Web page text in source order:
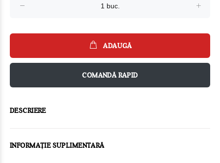
ADAUGĂ
COMANDĂ RAPID
DESCRIERE
INFORMAȚIE SUPLIMENTARĂ